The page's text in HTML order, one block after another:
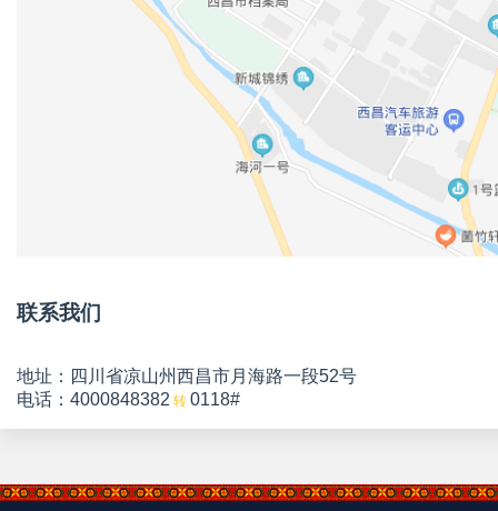
联系我们
地址：四川省凉山州西昌市月海路一段52号
电话：4000848382 转 0118#